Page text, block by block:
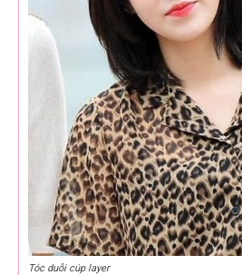
Tóc duỗi cúp layer